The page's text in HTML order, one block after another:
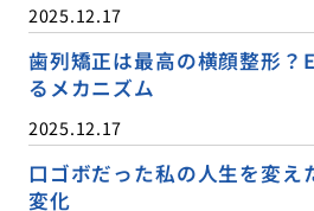
2025.12.17
歯列矯正は最高の横顔整形？
るメカニズム
2025.12.17
口ゴボだった私の人生を変え
変化